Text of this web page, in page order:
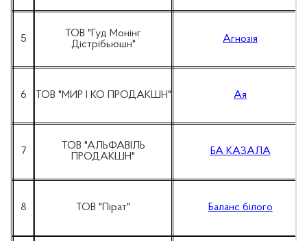
5
ТОВ "Гуд Монінг
Дістрібьюшн"
Агнозія
6 ТОВ "МИР І КО ПРОДАКШН" Ая
7
ТОВ "АЛЬФАВІЛЬ
ПРОДАКШН"
БА КАЗАЛА
8 ТОВ "Пірат" Баланс білого